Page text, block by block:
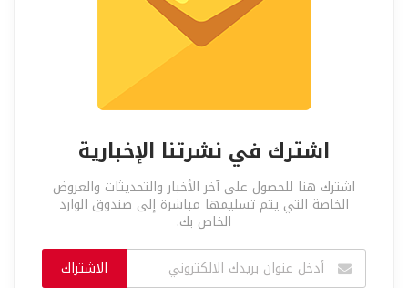
اشترك في نشرتنا الإخبارية
اشترك هنا للحصول على آخر الأخبار والتحديثات والعروض
الخاصة التي يتم تسليمها مباشرة إلى صندوق الوارد
الخاص بك.
الاشتراك